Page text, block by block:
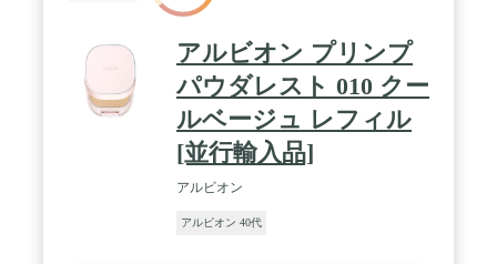
アルビオン プリンプ
パウダレスト 010 クー
ルベージュ レフィル
[並行輸入品]
アルビオン
アルビオン 40代